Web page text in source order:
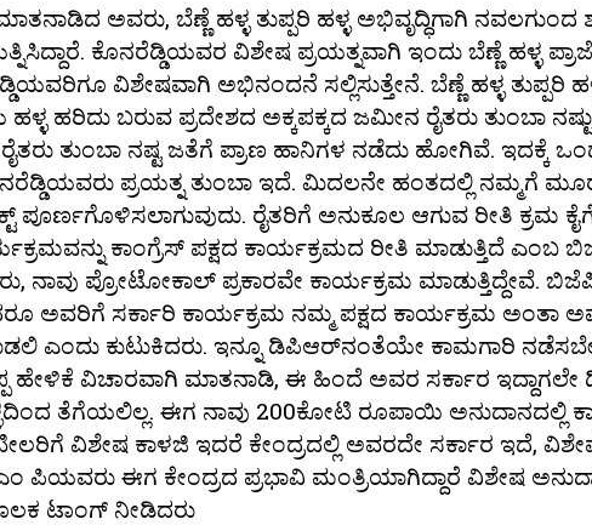
ಅವರು, ಬೆಣ್ಣೆ ಹಳ್ಳ ತುಪ್ಪರಿ ಹಳ್ಳ ಅಭಿವೃದ್ಧಿಗಾಗಿ‌
ಕೊನರೆಡ್ಡಿಯವರ ವಿಶೇಷ ಪ್ರಯತ್ನವಾಗಿ ಇಂದು ಬೆಣ್ಣೆ ಹಳ್ಳ
ವಿಶೇಷವಾಗಿ ಅಭಿನಂದನೆ ಸಲ್ಲಿಸುತ್ತೇನೆ. ಬೆಣ್ಣೆ ಹಳ್ಳ ತುಪ್ಪರಿ
ಹರಿದು ಬರುವ ಪ್ರದೇಶದ ಅಕ್ಕಪಕ್ಕದ ಜಮೀನ ರೈತರು ತುಂಬಾ
ತುಂಬಾ ನಷ್ಟ ಜತೆಗೆ ಪ್ರಾಣ ಹಾನಿಗಳ ನಡೆದು ಹೋಗಿವೆ. ಇದಕ್ಕೆ
ಪ್ರಯತ್ನ ತುಂಬಾ ಇದೆ. ಮಿದಲನೇ ಹಂತದಲ್ಲಿ ನಮ್ಮಗೆ
ಪೂರ್ಣಗೊಳಿಸಲಾಗುವುದು. ರೈತರಿಗೆ ಅನುಕೂಲ ಆಗುವ ರೀತಿ ಕ್ರಮ
ಕಾಂಗ್ರೆಸ್ ಪಕ್ಷದ ಕಾರ್ಯಕ್ರಮದ ರೀತಿ ಮಾಡುತ್ತಿದೆ ಎಂಬ
ನಾವು ಪ್ರೋಟೋಕಾಲ್ ಪ್ರಕಾರವೇ ಕಾರ್ಯಕ್ರಮ‌ ಮಾಡುತ್ತಿದ್ದೇವೆ.
ಅವರಿಗೆ ಸರ್ಕಾರಿ ಕಾರ್ಯಕ್ರಮ ನಮ್ಮ ಪಕ್ಷದ ಕಾರ್ಯಕ್ರಮ ಅಂತಾ
ಎಂದು ಕುಟುಕಿದರು. ಇನ್ನೂ ಡಿಪಿಆರ್‌ನಂತೆಯೇ ಕಾಮಗಾರಿ
ಹೇಳಿಕೆ ವಿಚಾರವಾಗಿ ಮಾತನಾಡಿ, ಈ ಹಿಂದೆ ಅವರ ಸರ್ಕಾರ ಇದ್ದಾಗಲೇ
ತೆಗೆಯಲಿಲ್ಲ. ಈಗ ನಾವು 200ಕೋಟಿ ರೂಪಾಯಿ ಅನುದಾನದಲ್ಲಿ
ವಿಶೇಷ ಕಾಳಜಿ ಇದರೆ ಕೇಂದ್ರದಲ್ಲಿ ಅವರದೇ ಸರ್ಕಾರ ಇದೆ,
ಎಂ ಪಿ‌ಯವರು ಈಗ‌ ಕೇಂದ್ರದ ಪ್ರಭಾವಿ ಮಂತ್ರಿಯಾಗಿದ್ದಾರೆ ವಿಶೇಷ
ಟಾಂಗ್ ನೀಡಿದರು